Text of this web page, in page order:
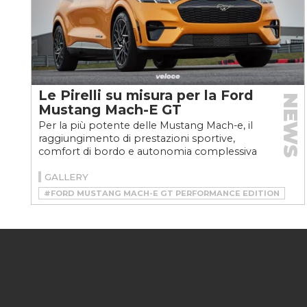
Le Pirelli su misura per la Ford
Mustang Mach-E GT
Per la più potente delle Mustang Mach-e, il
raggiungimento di prestazioni sportive,
comfort di bordo e autonomia complessiva
NEWS
GALLERY
#FORD MUSTANG MACH-E GT PERFORMANCE EDITION
#MUSTANG MACH-E GT PERFORMANCE EDITION